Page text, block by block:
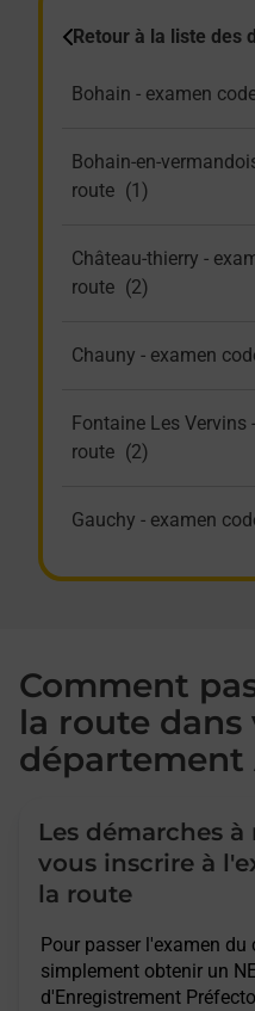
Retour à la liste des
Bohain - examen
Bohain-en-
route
Château-thierry -
route
Chauny - examen
Fontaine Les Vervins
route
Gauchy - examen
Guise - examen code
La Capelle - examen
route
Laon - examen code
Saint Quentin -
Comment
la route dans
département
Les démarches
vous inscrire à
la route
Pour passer l'examen
simplement obtenir un
d'Enregistrement